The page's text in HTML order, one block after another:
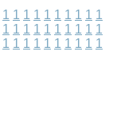
1 1 1 1 1 1 1 1 1 1
1 1 1 1 1 1 1 1 1 1
1 1 1 1 1 1 1 1 1 1